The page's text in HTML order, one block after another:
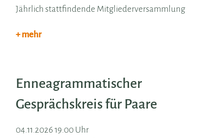
Jährlich stattfindende Mitgliederversammlung
+ mehr
Enneagrammatischer
Gesprächskreis für Paare
04.11.2026 19:00 Uhr